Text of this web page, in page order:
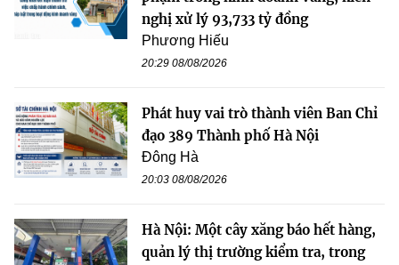
nghị xử lý 93,733 tỷ đồng
Phương Hiếu
20:29 08/08/2026
Phát huy vai trò thành viên Ban Chỉ
đạo 389 Thành phố Hà Nội
Đông Hà
20:03 08/08/2026
Hà Nội: Một cây xăng báo hết hàng,
quản lý thị trường kiểm tra, trong